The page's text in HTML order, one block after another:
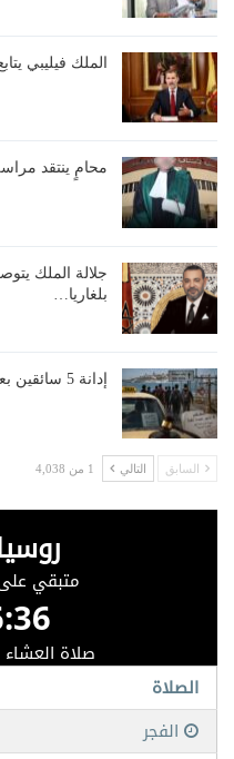
الملك فيليبي
محامٍ ينتقد
جلالة الملك
بلغاريا…
إدانة 5 سائقين بعد أحداث الهجرة الجماعية
السابق التالي 1 من 4,038